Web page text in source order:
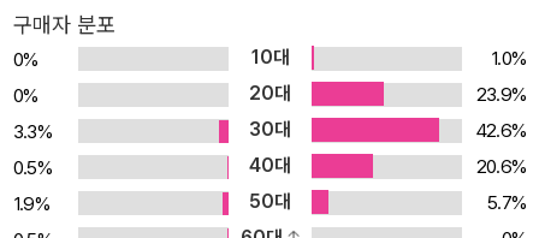
구매자 분포
0% 10대
1.0%
0%
20대
23.9%
3.3%
30대
42.6%
0.5%
40대
20.6%
1.9%
50대
5.7%